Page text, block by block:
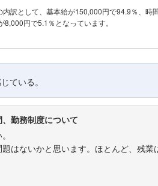
内訳として、基本給が150,000円で94.9％、時
8,000円で5.1％となっています。
ている。
勤務制度について
はないかと思います。ほとんど、残業